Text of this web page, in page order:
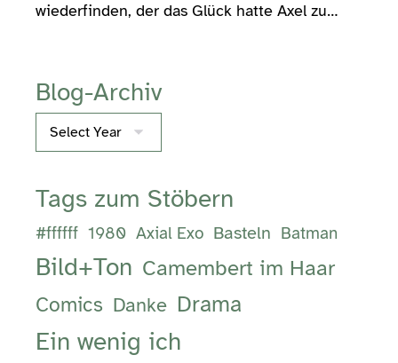
wiederfinden, der das Glück hatte Axel zu…
Blog-Archiv
Archives
Tags zum Stöbern
#ffffff 1980 Axial Exo Basteln Batman
Bild+Ton Camembert im Haar
Comics Danke Drama
Ein wenig ich